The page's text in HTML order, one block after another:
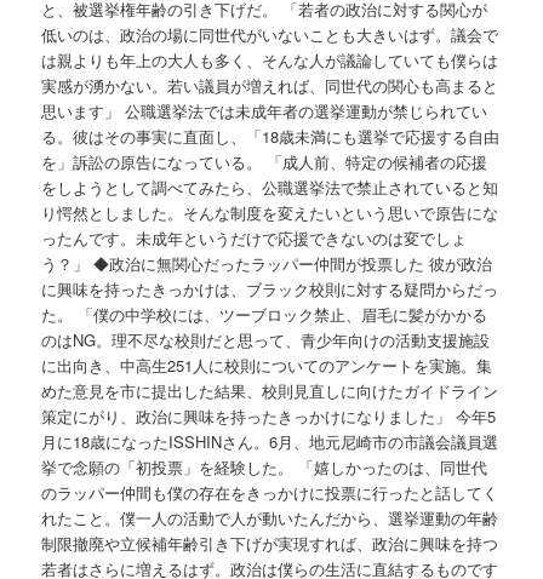
と、被選挙権年齢の引き下げだ。 「若者の政治に対する関心が
低いのは、政治の場に同世代がいないことも大きいはず。議会で
は親よりも年上の大人も多く、そんな人が議論していても僕らは
実感が湧かない。若い議員が増えれば、同世代の関心も高まると
思います」 公職選挙法では未成年者の選挙運動が禁じられてい
る。彼はその事実に直面し、「18歳未満にも選挙で応援する自由
を」訴訟の原告になっている。 「成人前、特定の候補者の応援
をしようとして調べてみたら、公職選挙法で禁止されていると知
り愕然としました。そんな制度を変えたいという思いで原告にな
ったんです。未成年というだけで応援できないのは変でしょ
う？」 ◆政治に無関心だったラッパー仲間が投票した 彼が政治
に興味を持ったきっかけは、ブラック校則に対する疑問からだっ
た。 「僕の中学校には、ツーブロック禁止、眉毛に髪がかかる
のはNG。理不尽な校則だと思って、青少年向けの活動支援施設
に出向き、中高生251人に校則についてのアンケートを実施。集
めた意見を市に提出した結果、校則見直しに向けたガイドライン
策定にがり、政治に興味を持ったきっかけになりました」 今年5
月に18歳になったISSHINさん。6月、地元尼崎市の市議会議員選
挙で念願の「初投票」を経験した。 「嬉しかったのは、同世代
のラッパー仲間も僕の存在をきっかけに投票に行ったと話してく
れたこと。僕一人の活動で人が動いたんだから、選挙運動の年齢
制限撤廃や立候補年齢引き下げが実現すれば、政治に興味を持つ
若者はさらに増えるはず。政治は僕らの生活に直結するものです